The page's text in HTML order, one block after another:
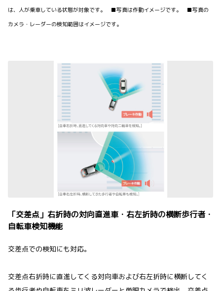
は、人が乗車している状態が対象です。 ■写真は作動イメージです。 ■写真の
カメラ・レーダーの検知範囲はイメージです。
「交差点」右折時の対向直進車・右左折時の横断歩行者・
自転車検知機能
交差点での検知にも対応。
交差点右折時に直進してくる対向車および右左折時に横断してく